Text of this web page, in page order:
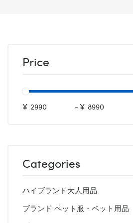
Price
¥ -¥
Categories
ハイブランド大人用品
ブランド ペット服・ペット用品